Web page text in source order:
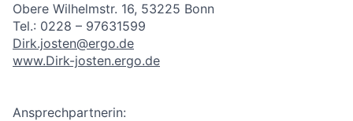
Obere Wilhelmstr. 16, 53225 Bonn
Tel.: 0228 – 97631599
Dirk.josten@ergo.de
www.Dirk-josten.ergo.de
Ansprechpartnerin: